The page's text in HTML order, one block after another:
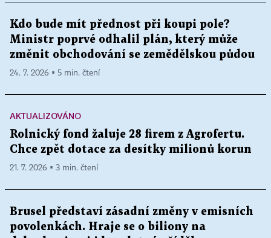
Kdo bude mít přednost při koupi pole?
Ministr poprvé odhalil plán, který může
změnit obchodování se zemědělskou půdou
24. 7. 2026 ▪ 5 min. čtení
AKTUALIZOVÁNO
Rolnický fond žaluje 28 firem z Agrofertu.
Chce zpět dotace za desítky milionů korun
21. 7. 2026 ▪ 3 min. čtení
Brusel představí zásadní změny v emisních
povolenkách. Hraje se o biliony na